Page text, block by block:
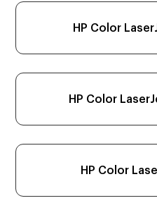
HP Color
HP Color
HP Color